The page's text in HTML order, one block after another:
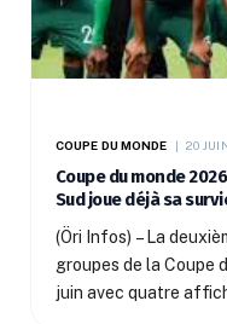
COUPE DU MONDE 20
Coupe du monde
Sud joue déjà sa
(Öri Infos) – La
groupes de la Coupe
juin avec quatre